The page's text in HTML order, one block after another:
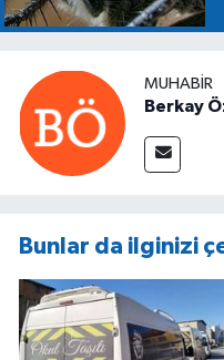
MUHABIR
Berkay
Bunlar da ilginizi